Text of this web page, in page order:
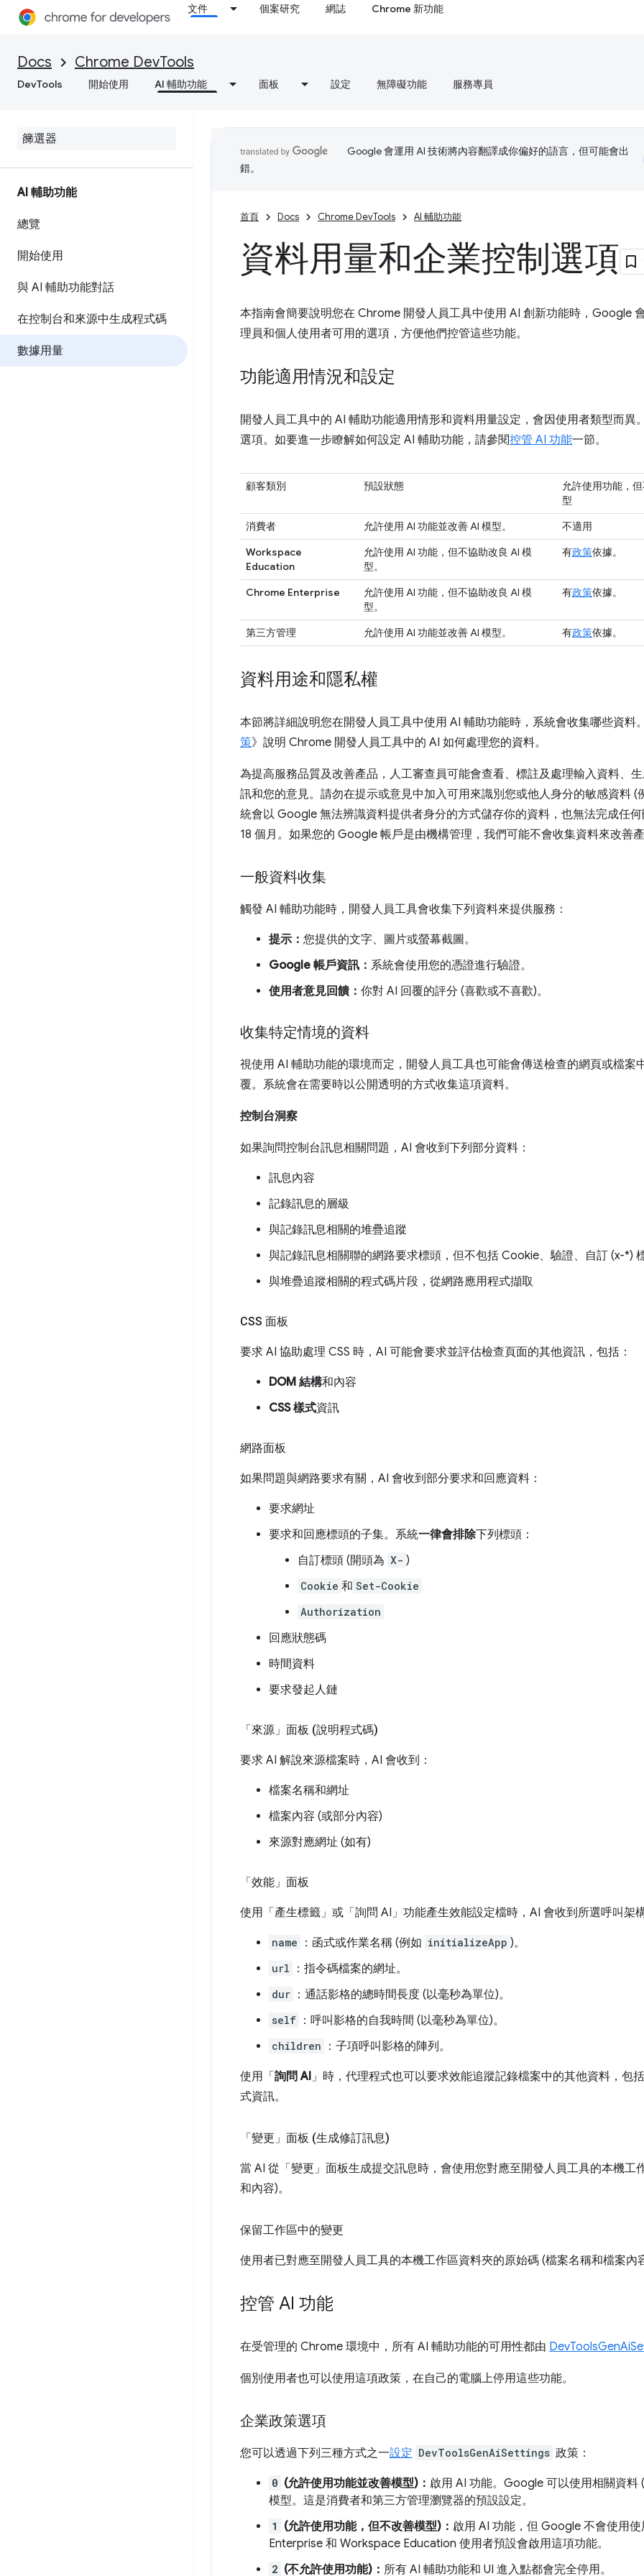
文件 個案研究 網誌 Chrome 新功能
Docs Chrome DevTools
DevTools 開始使用 AI 輔助功能 面板 設定 無障礙功能 服務專員
AI 輔助功能
總覽
開始使用
與 AI 輔助功能對話
在控制台和來源中生成程式碼
數據用量
Google 會運用 AI 技術將內容翻譯成你偏好的語言，但可能會出
錯。
首頁 Docs Chrome DevTools AI 輔助功能
資料用量和企業控制選項
本指南會簡要說明您在 Chrome 開發人員工具中使用 AI 創新功能時，Google
理員和個人使用者可用的選項，方便他們控管這些功能。
功能適用情況和設定
開發人員工具中的 AI 輔助功能適用情形和資料用量設定，會因使用者類型而異
選項。如要進一步瞭解如何設定 AI 輔助功能，請參閱控管 AI 功能一節。
顧客類別 預設狀態
允許使用功能，
型
消費者 允許使用 AI 功能並改善 AI 模型。 不適用
Workspace
Education
允許使用 AI 功能，但不協助改良 AI 模
型。
有政策依據。
Chrome Enterprise
允許使用 AI 功能，但不協助改良 AI 模
型。
有政策依據。
第三方管理 允許使用 AI 功能並改善 AI 模型。 有政策依據。
資料用途和隱私權
本節將詳細說明您在開發人員工具中使用 AI 輔助功能時，系統會收集哪些資料
策》說明 Chrome 開發人員工具中的 AI 如何處理您的資料。
為提高服務品質及改善產品，人工審查員可能會查看、標註及處理輸入資料、
訊和您的意見。請勿在提示或意見中加入可用來識別您或他人身分的敏感資料 (
統會以 Google 無法辨識資料提供者身分的方式儲存你的資料，也無法完成任
18 個月。如果您的 Google 帳戶是由機構管理，我們可能不會收集資料來改善產
一般資料收集
觸發 AI 輔助功能時，開發人員工具會收集下列資料來提供服務：
提示： 您提供的文字、圖片或螢幕截圖。
Google 帳戶資訊： 系統會使用您的憑證進行驗證。
使用者意見回饋： 你對 AI 回覆的評分 (喜歡或不喜歡)。
收集特定情境的資料
視使用 AI 輔助功能的環境而定，開發人員工具也可能會傳送檢查的網頁或檔案
覆。系統會在需要時以公開透明的方式收集這項資料。
控制台洞察
如果詢問控制台訊息相關問題，AI 會收到下列部分資料：
訊息內容
記錄訊息的層級
與記錄訊息相關的堆疊追蹤
與記錄訊息相關聯的網路要求標頭，但不包括 Cookie、驗證、自訂 (x-*)
與堆疊追蹤相關的程式碼片段，從網路應用程式擷取
CSS 面板
要求 AI 協助處理 CSS 時，AI 可能會要求並評估檢查頁面的其他資訊，包括：
DOM 結構和內容
CSS 樣式資訊
網路面板
如果問題與網路要求有關，AI 會收到部分要求和回應資料：
要求網址
要求和回應標頭的子集。系統一律會排除下列標頭：
自訂標頭 (開頭為 X- )
Cookie 和 Set-Cookie
Authorization
回應狀態碼
時間資料
要求發起人鏈
「來源」面板 (說明程式碼)
要求 AI 解說來源檔案時，AI 會收到：
檔案名稱和網址
檔案內容 (或部分內容)
來源對應網址 (如有)
「效能」面板
使用「產生標籤」 或「詢問 AI」 功能產生效能設定檔時，AI 會收到所選呼叫架
name ：函式或作業名稱 (例如 initializeApp )。
url ：指令碼檔案的網址。
dur ：通話影格的總時間長度 (以毫秒為單位)。
self ：呼叫影格的自我時間 (以毫秒為單位)。
children ：子項呼叫影格的陣列。
使用「 詢問 AI」時，代理程式也可以要求效能追蹤記錄檔案中的其他資料，包
式資訊。
「變更」面板 (生成修訂訊息)
當 AI 從「變更」 面板生成提交訊息時，會使用您對應至開發人員工具的本機工
和內容)。
保留工作區中的變更
使用者已對應至開發人員工具的本機工作區資料夾的原始碼 (檔案名稱和檔案內
控管 AI 功能
在受管理的 Chrome 環境中，所有 AI 輔助功能的可用性都由
個別使用者也可以使用這項政策，在自己的電腦上停用這些功能。
企業政策選項
您可以透過下列三種方式之一設定 DevToolsGenAiSettings 政策：
0 (允許使用功能並改善模型)： 啟用 AI 功能。Google 可以使用相關資料
模型。這是消費者和第三方管理瀏覽器的預設設定。
1 (允許使用功能，但不改善模型)： 啟用 AI 功能，但 Google 不會使用
Enterprise 和 Workspace Education 使用者預設會啟用這項功能。
2 (不允許使用功能)： 所有 AI 輔助功能和 UI 進入點都會完全停用。